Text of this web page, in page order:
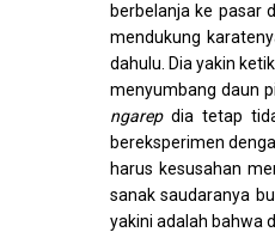
berbelanja ke pasar
mendukung
dahulu. Dia yakin
menyumbang daun
ngarepdia tetap
bereksperimen
harus kesusahan
sanak saudaranya
yakini adalah bahwa